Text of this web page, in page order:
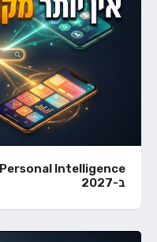
ב-2027